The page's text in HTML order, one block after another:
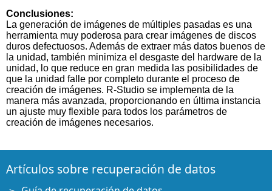
Conclusiones:
La generación de imágenes de múltiples pasadas es una
herramienta muy poderosa para crear imágenes de discos
duros defectuosos. Además de extraer más datos buenos de
la unidad, también minimiza el desgaste del hardware de la
unidad, lo que reduce en gran medida las posibilidades de
que la unidad falle por completo durante el proceso de
creación de imágenes. R-Studio se implementa de la
manera más avanzada, proporcionando en última instancia
un ajuste muy flexible para todos los parámetros de
creación de imágenes necesarios.
Artículos sobre recuperación de datos